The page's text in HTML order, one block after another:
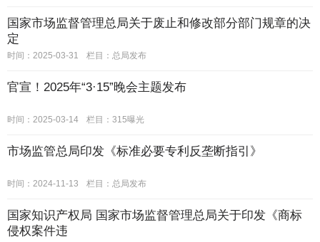
国家市场监督管理总局关于废止和修改部分部门规章的决
定
时间：2025-03-31 栏目： 总局发布
官宣！2025年“3·15”晚会主题发布
时间：2025-03-14 栏目： 315曝光
市场监管总局印发《标准必要专利反垄断指引》
时间：2024-11-13 栏目： 总局发布
国家知识产权局 国家市场监督管理总局关于印发《商标
侵权案件违